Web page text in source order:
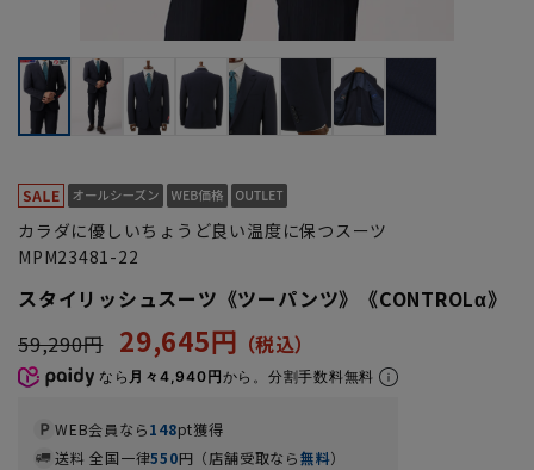
カラダに優しいちょうど良い温度に保つスーツ
MPM23481-22
スタイリッシュスーツ《ツーパンツ》《CONTROLα》
59,290円
29,645円
なら 月々4,940円から。分割手数料無料
WEB会員なら148pt獲得
送料 全国一律550円（店舗受取なら無料）